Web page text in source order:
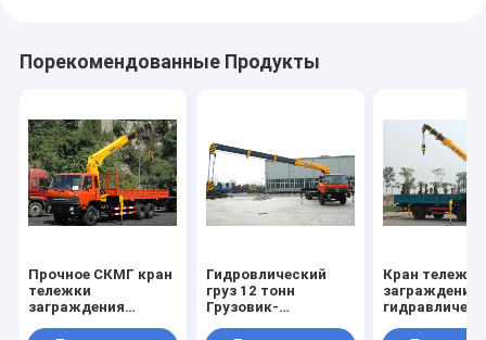
Порекомендованные Продукты
Прочное СКМГ кран
тележки
заграждения
Гидровлический
груз 12 тонн
Грузовик-
Кран тележки